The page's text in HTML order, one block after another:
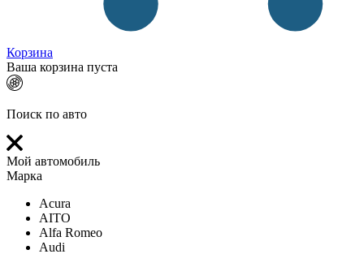
Корзина
Ваша корзина пуста
Поиск по авто
Мой автомобиль
Марка
Acura
AITO
Alfa Romeo
Audi